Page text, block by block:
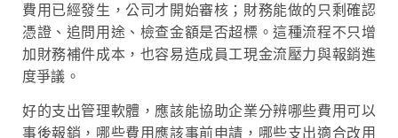
費用已經發生，公司才開始審核；財務能做的只剩確認
憑證、追問用途、檢查金額是否超標。這種流程不只增
加財務補件成本，也容易造成員工現金流壓力與報銷進
度爭議。
好的支出管理軟體，應該能協助企業分辨哪些費用可以
事後報銷，哪些費用應該事前申請，哪些支出適合改用